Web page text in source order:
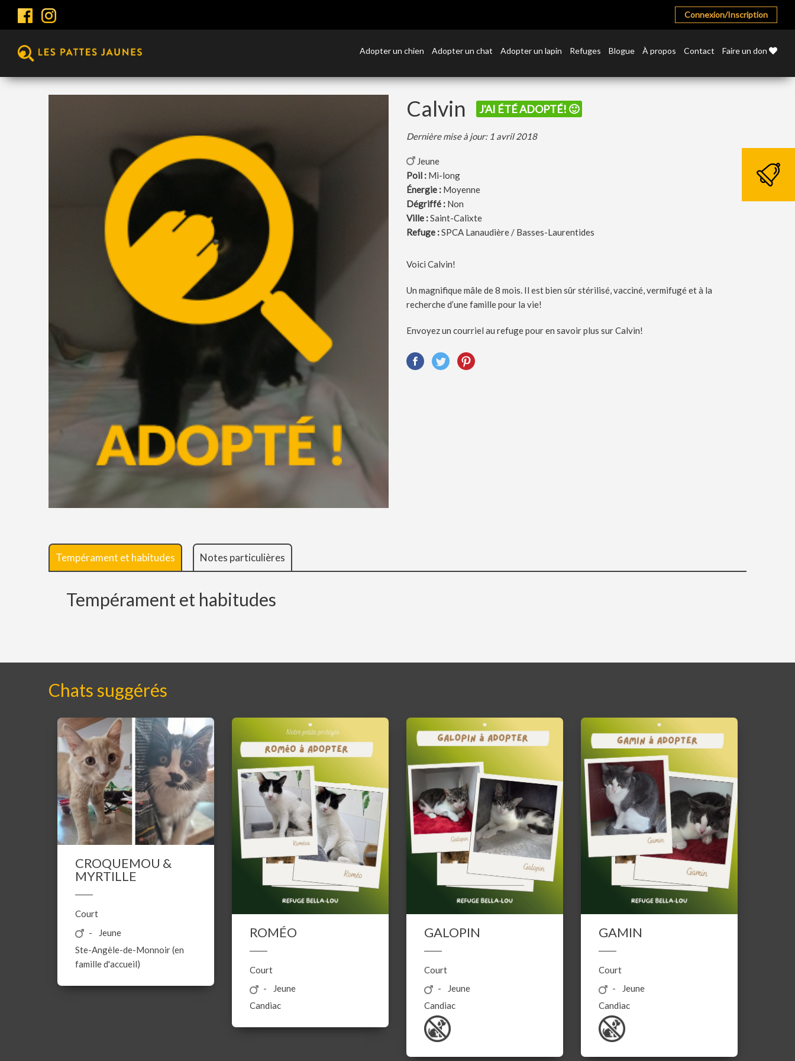
Connexion/Inscription
Adopter un chien Adopter un chat Adopter un lapin Refuges Blogue À propos Contact Faire un don
Calvin J'AI ÉTÉ ADOPTÉ! 🙂
Dernière mise à jour: 1 avril 2018
Jeune
Poil : Mi-long
Énergie : Moyenne
Dégriffé : Non
Ville :Saint-Calixte
Refuge :SPCA Lanaudière / Basses-Laurentides
Voici Calvin!
Un magnifique mâle de 8 mois. Il est bien sûr stérilisé, vacciné, vermifugé et à la
recherche d’une famille pour la vie!
Envoyez un courriel au refuge pour en savoir plus sur Calvin!
Tempérament et habitudes Notes particulières
Tempérament et habitudes
Chats suggérés
CROQUEMOU &
MYRTILLE
Court
Jeune
Ste-Angèle-de-Monnoir (en
famille d'accueil)
ROMÉO
Court
Jeune
Candiac
GALOPIN
Court
Jeune
Candiac
GAMIN
Court
Jeune
Candiac